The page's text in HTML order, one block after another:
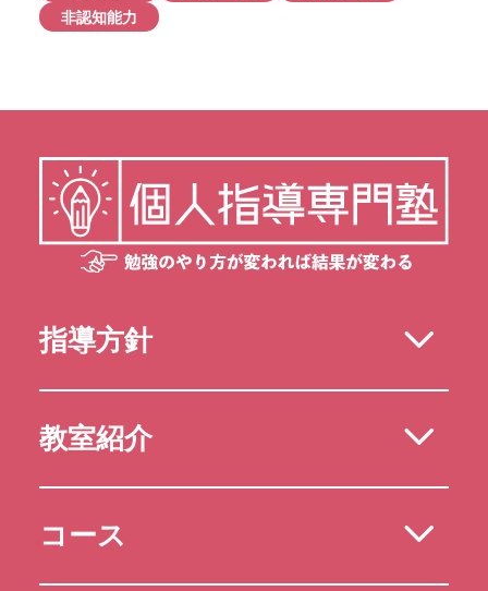
非認知能力
指導方針
教室紹介
コース